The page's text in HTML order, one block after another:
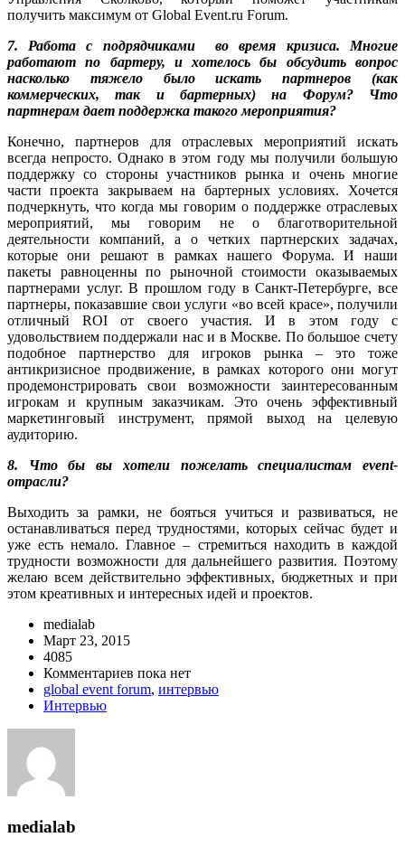
получить максимум от Global Event.ru Forum.
7. Работа с подрядчиками во время кризиса. Многие
работают по бартеру, и хотелось бы обсудить вопрос
насколько тяжело было искать партнеров (как
коммерческих, так и бартерных) на Форум? Что
партнерам дает поддержка такого мероприятия?
Конечно, партнеров для отраслевых мероприятий искать
всегда непросто. Однако в этом году мы получили большую
поддержку со стороны участников рынка и очень многие
части проекта закрываем на бартерных условиях. Хочется
подчеркнуть, что когда мы говорим о поддержке отраслевых
мероприятий, мы говорим не о благотворительной
деятельности компаний, а о четких партнерских задачах,
которые они решают в рамках нашего Форума. И наши
пакеты равноценны по рыночной стоимости оказываемых
партнерами услуг. В прошлом году в Санкт-Петербурге, все
партнеры, показавшие свои услуги «во всей красе», получили
отличный ROI от своего участия. И в этом году с
удовольствием поддержали нас и в Москве. По большое счету
подобное партнерство для игроков рынка – это тоже
антикризисное продвижение, в рамках которого они могут
продемонстрировать свои возможности заинтересованным
игрокам и крупным заказчикам. Это очень эффективный
маркетинговый инструмент, прямой выход на целевую
аудиторию.
8. Что бы вы хотели пожелать специалистам event-
отрасли?
Выходить за рамки, не бояться учиться и развиваться, не
останавливаться перед трудностями, которых сейчас будет и
уже есть немало. Главное – стремиться находить в каждой
трудности возможности для дальнейшего развития. Поэтому
желаю всем действительно эффективных, бюджетных и при
этом креативных и интересных идей и проектов.
medialab
Март 23, 2015
4085
Комментариев пока нет
global event forum, интервью
Интервью
medialab